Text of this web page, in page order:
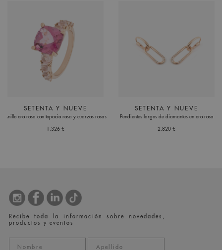
SETENTA Y NUEVE
Anillo oro rosa con topacio rosa y cuarzos rosas
1.326 €
SETENTA Y NUEVE
Pendientes largos de diamantes en oro rosa
2.820 €
Recibe toda la información sobre novedades,
productos y eventos